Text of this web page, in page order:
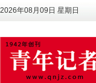
2026年08月09日 星期日